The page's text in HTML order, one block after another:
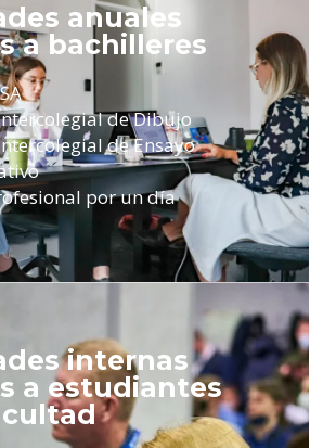
anuales
a bachilleres
de Dibujo
de Ensayo
por un día
internas
a estudiantes